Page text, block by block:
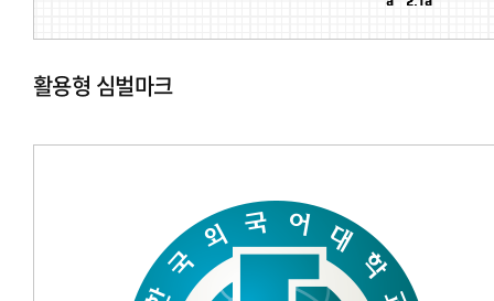
활용형 심벌마크